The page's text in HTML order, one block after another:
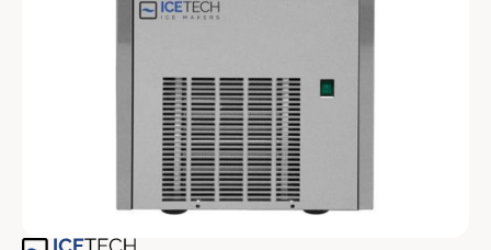
Хімія для посудомийних машин
MyChef Пароконвекційна піч Cook Master 6
IRINOX Холодильна шафа N*ICE